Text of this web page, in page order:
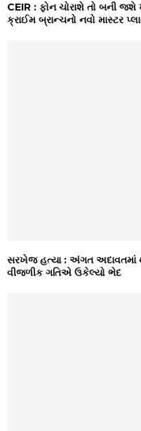
CEIR : ફોન ચોરાશે તો બની જશે
ક્રાઈમ બ્રાન્ચનો નવો માસ્ટર
સરખેજ હત્યા : અંગત અદાવતમાં
વીજળીક ગતિએ ઉકેલ્યો ભેદ